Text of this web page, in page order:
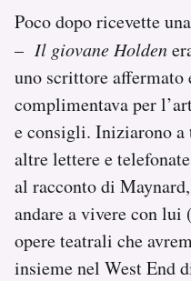
Poco dopo ricevette
– Il giovane Holden
uno scrittore affermato
complimentava per
e consigli. Iniziarono a
altre lettere e
al racconto di
andare a vivere con
opere teatrali che
insieme nel West End